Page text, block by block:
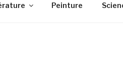
Peinture